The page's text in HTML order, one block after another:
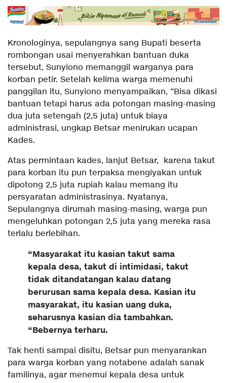
Kronologinya, sepulangnya sang Bupati beserta
rombongan usai menyerahkan bantuan duka
tersebut, Sunyiono memanggil warganya para
korban petir. Setelah kelima warga memenuhi
panggilan itu, Sunyiono menyampaikan, “Bisa dikasi
bantuan tetapi harus ada potongan masing-masing
dua juta setengah (2,5 juta) untuk biaya
administrasi, ungkap Betsar menirukan ucapan
Kades.
Atas permintaan kades, lanjut Betsar, karena takut
para korban itu pun terpaksa mengiyakan untuk
dipotong 2,5 juta rupiah kalau memang itu
persyaratan administrasinya. Nyatanya,
Sepulangnya dirumah masing-masing, warga pun
mengeluhkan potongan 2,5 juta yang mereka rasa
terlalu berlebihan.
“Masyarakat itu kasian takut sama
kepala desa, takut di intimidasi, takut
tidak ditandatangan kalau datang
berurusan sama kepala desa. Kasian itu
masyarakat, itu kasian uang duka,
seharusnya kasian dia tambahkan.
“Bebernya terharu.
Tak henti sampai disitu, Betsar pun menyarankan
para warga korban yang notabene adalah sanak
familinya, agar menemui kepala desa untuk